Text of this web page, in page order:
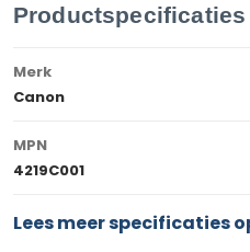
Productspecificaties
Merk
Canon
MPN
4219C001
Lees meer specificaties